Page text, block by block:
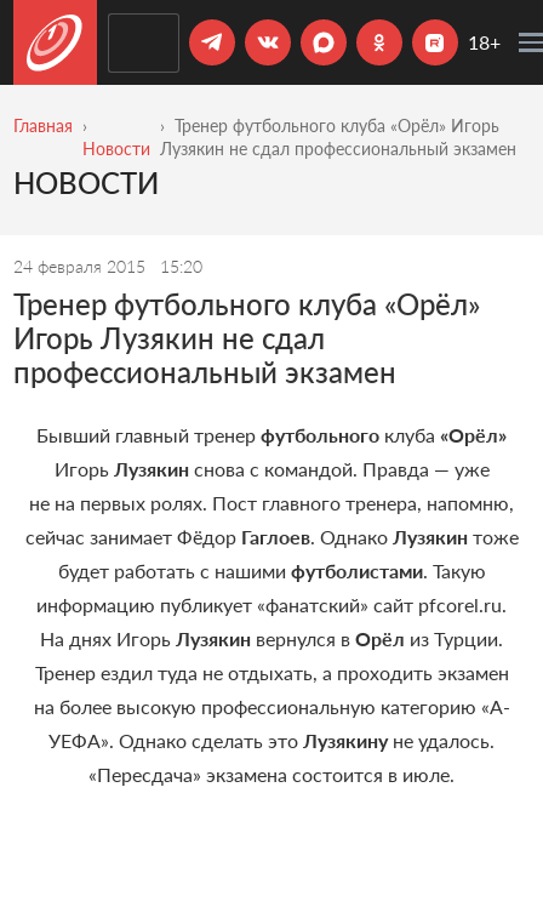
18+
Главная
Новости
Тренер футбольного клуба «Орёл» Игорь
Лузякин не сдал профессиональный экзамен
НОВОСТИ
24 февраля 2015 15:20
Тренер футбольного клуба «Орёл»
Игорь Лузякин не сдал
профессиональный экзамен
Бывший главный тренер футбольного клуба «Орёл»
Игорь Лузякинснова с командой. Правда — уже
не на первых ролях. Пост главного тренера, напомню,
сейчас занимает Фёдор Гаглоев. Однако Лузякинтоже
будет работать с нашими футболистами. Такую
информацию публикует «фанатский» сайт pfcorel.ru.
На днях Игорь Лузякин вернулся в Орёл из Турции.
Тренер ездил туда не отдыхать, а проходить экзамен
на более высокую профессиональную категорию «А-
УЕФА». Однако сделать это Лузякинуне удалось.
«Пересдача» экзамена состоится в июле.